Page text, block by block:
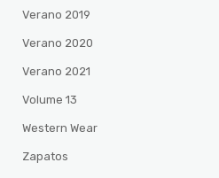
Verano 2019
Verano 2020
Verano 2021
Volume 13
Western Wear
Zapatos